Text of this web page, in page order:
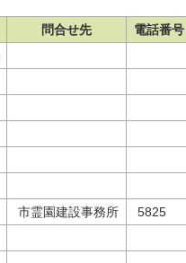
問合せ先
電話番号
市霊園建設事務所
5825